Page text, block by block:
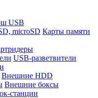
USB
Карты памяти
USB-разветвители
Внешние HDD
Внешние боксы
станции